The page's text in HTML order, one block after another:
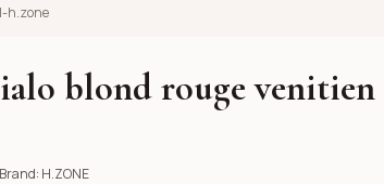
h.zone
blond rouge venitien
Brand: H.ZONE